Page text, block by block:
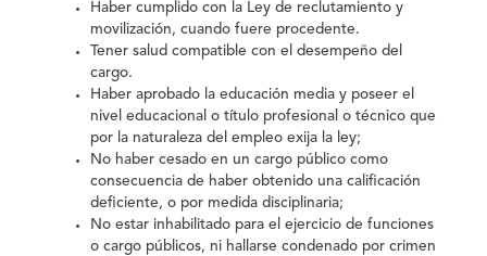
Haber cumplido con la Ley de reclutamiento y
movilización, cuando fuere procedente.
Tener salud compatible con el desempeño del
cargo.
Haber aprobado la educación media y poseer el
nivel educacional o título profesional o técnico que
por la naturaleza del empleo exija la ley;
No haber cesado en un cargo público como
consecuencia de haber obtenido una calificación
deficiente, o por medida disciplinaria;
No estar inhabilitado para el ejercicio de funciones
o cargo públicos, ni hallarse condenado por crimen